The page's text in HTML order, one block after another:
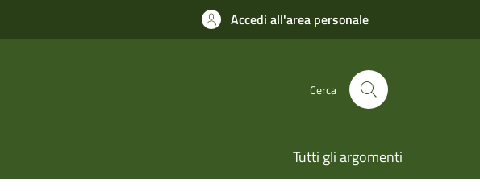
Accedi all'area personale
Cerca
Tutti gli argomenti